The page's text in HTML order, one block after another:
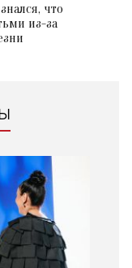
что
из-за